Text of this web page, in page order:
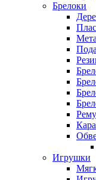
Брелоки
Игрушки